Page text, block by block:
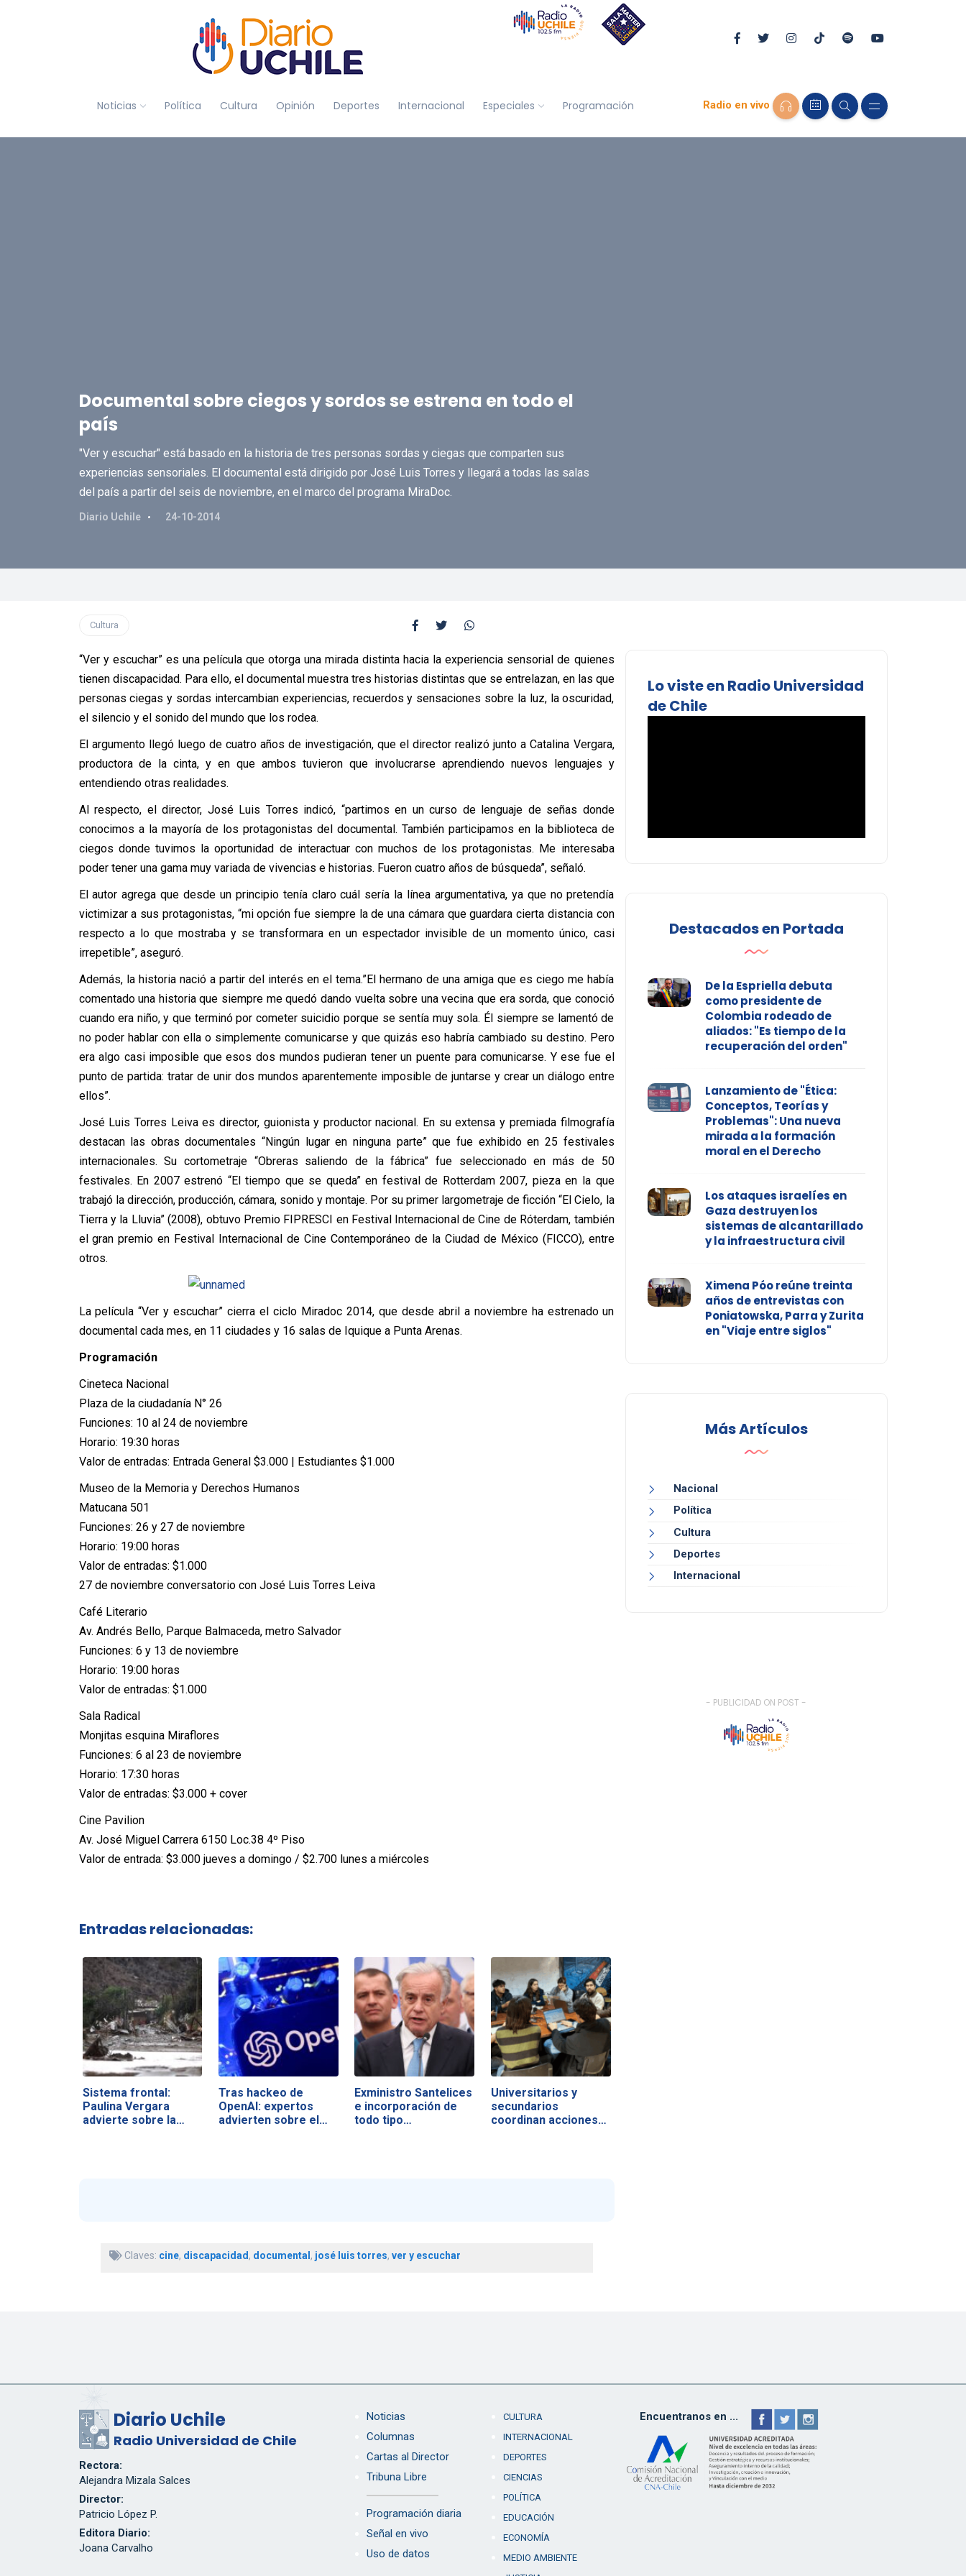
Noticias Política Cultura Opinión Deportes Internacional Especiales Programación Radio en vivo
Documental sobre ciegos y sordos se estrena en todo el
país
"Ver y escuchar" está basado en la historia de tres personas sordas y ciegas que comparten sus
experiencias sensoriales. El documental está dirigido por José Luis Torres y llegará a todas las salas
del país a partir del seis de noviembre, en el marco del programa MiraDoc.
Diario Uchile 24-10-2014
Cultura
“Ver y escuchar” es una película que otorga una mirada distinta hacia la experiencia sensorial de quienes
tienen discapacidad. Para ello, el documental muestra tres historias distintas que se entrelazan, en las que
personas ciegas y sordas intercambian experiencias, recuerdos y sensaciones sobre la luz, la oscuridad,
el silencio y el sonido del mundo que los rodea.
El argumento llegó luego de cuatro años de investigación, que el director realizó junto a Catalina Vergara,
productora de la cinta, y en que ambos tuvieron que involucrarse aprendiendo nuevos lenguajes y
entendiendo otras realidades.
Al respecto, el director, José Luis Torres indicó, “partimos en un curso de lenguaje de señas donde
conocimos a la mayoría de los protagonistas del documental. También participamos en la biblioteca de
ciegos donde tuvimos la oportunidad de interactuar con muchos de los protagonistas. Me interesaba
poder tener una gama muy variada de vivencias e historias. Fueron cuatro años de búsqueda”, señaló.
El autor agrega que desde un principio tenía claro cuál sería la línea argumentativa, ya que no pretendía
victimizar a sus protagonistas, “mi opción fue siempre la de una cámara que guardara cierta distancia con
respecto a lo que mostraba y se transformara en un espectador invisible de un momento único, casi
irrepetible”, aseguró.
Además, la historia nació a partir del interés en el tema.”El hermano de una amiga que es ciego me había
comentado una historia que siempre me quedó dando vuelta sobre una vecina que era sorda, que conoció
cuando era niño, y que terminó por cometer suicidio porque se sentía muy sola. Él siempre se lamentó de
no poder hablar con ella o simplemente comunicarse y que quizás eso habría cambiado su destino. Pero
era algo casi imposible que esos dos mundos pudieran tener un puente para comunicarse. Y ese fue el
punto de partida: tratar de unir dos mundos aparentemente imposible de juntarse y crear un diálogo entre
ellos”.
José Luis Torres Leiva es director, guionista y productor nacional. En su extensa y premiada filmografía
destacan las obras documentales “Ningún lugar en ninguna parte” que fue exhibido en 25 festivales
internacionales. Su cortometraje “Obreras saliendo de la fábrica” fue seleccionado en más de 50
festivales. En 2007 estrenó “El tiempo que se queda” en festival de Rotterdam 2007, pieza en la que
trabajó la dirección, producción, cámara, sonido y montaje. Por su primer largometraje de ficción “El Cielo, la
Tierra y la Lluvia” (2008), obtuvo Premio FIPRESCI en Festival Internacional de Cine de Róterdam, también
el gran premio en Festival Internacional de Cine Contemporáneo de la Ciudad de México (FICCO), entre
otros.
La película “Ver y escuchar” cierra el ciclo Miradoc 2014, que desde abril a noviembre ha estrenado un
documental cada mes, en 11 ciudades y 16 salas de Iquique a Punta Arenas.
Programación
Cineteca Nacional
Plaza de la ciudadanía N° 26
Funciones: 10 al 24 de noviembre
Horario: 19:30 horas
Valor de entradas: Entrada General $3.000 | Estudiantes $1.000
Museo de la Memoria y Derechos Humanos
Matucana 501
Funciones: 26 y 27 de noviembre
Horario: 19:00 horas
Valor de entradas: $1.000
27 de noviembre conversatorio con José Luis Torres Leiva
Café Literario
Av. Andrés Bello, Parque Balmaceda, metro Salvador
Funciones: 6 y 13 de noviembre
Horario: 19:00 horas
Valor de entradas: $1.000
Sala Radical
Monjitas esquina Miraflores
Funciones: 6 al 23 de noviembre
Horario: 17:30 horas
Valor de entradas: $3.000 + cover
Cine Pavilion
Av. José Miguel Carrera 6150 Loc.38 4º Piso
Valor de entrada: $3.000 jueves a domingo / $2.700 lunes a miércoles
Entradas relacionadas:
Sistema frontal:
Paulina Vergara
advierte sobre la…
Tras hackeo de
OpenAI: expertos
advierten sobre el…
Exministro Santelices
e incorporación de
todo tipo…
Universitarios y
secundarios
coordinan acciones…
Claves: cine, discapacidad, documental , josé luis torres, ver y escuchar
Lo viste en Radio Universidad
de Chile
Destacados en Portada
De la Espriella debuta
como presidente de
Colombia rodeado de
aliados: "Es tiempo de la
recuperación del orden"
Lanzamiento de "Ética:
Conceptos, Teorías y
Problemas": Una nueva
mirada a la formación
moral en el Derecho
Los ataques israelíes en
Gaza destruyen los
sistemas de alcantarillado
y la infraestructura civil
Ximena Póo reúne treinta
años de entrevistas con
Poniatowska, Parra y Zurita
en "Viaje entre siglos"
Más Artículos
Nacional
Política
Cultura
Deportes
Internacional
- PUBLICIDAD ON POST -
Diario Uchile
Radio Universidad de Chile
Rectora:
Alejandra Mizala Salces
Director:
Patricio López P.
Editora Diario:
Joana Carvalho
Noticias
Columnas
Cartas al Director
Tribuna Libre
Programación diaria
Señal en vivo
Uso de datos
CULTURA
INTERNACIONAL
DEPORTES
CIENCIAS
POLÍTICA
EDUCACIÓN
ECONOMÍA
MEDIO AMBIENTE
Encuentranos en ...